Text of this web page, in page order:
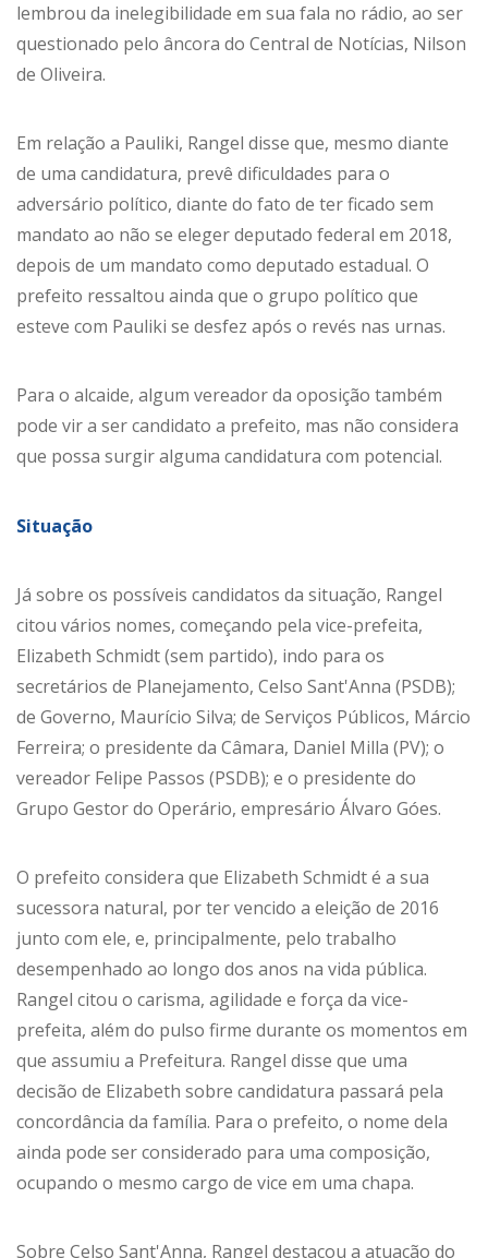
lembrou da inelegibilidade em sua fala no rádio, ao ser
questionado pelo âncora do Central de Notícias, Nilson
de Oliveira.
Em relação a Pauliki, Rangel disse que, mesmo diante
de uma candidatura, prevê dificuldades para o
adversário político, diante do fato de ter ficado sem
mandato ao não se eleger deputado federal em 2018,
depois de um mandato como deputado estadual. O
prefeito ressaltou ainda que o grupo político que
esteve com Pauliki se desfez após o revés nas urnas.
Para o alcaide, algum vereador da oposição também
pode vir a ser candidato a prefeito, mas não considera
que possa surgir alguma candidatura com potencial.
Situação
Já sobre os possíveis candidatos da situação, Rangel
citou vários nomes, começando pela vice-prefeita,
Elizabeth Schmidt (sem partido), indo para os
secretários de Planejamento, Celso Sant'Anna (PSDB);
de Governo, Maurício Silva; de Serviços Públicos, Márcio
Ferreira; o presidente da Câmara, Daniel Milla (PV); o
vereador Felipe Passos (PSDB); e o presidente do
Grupo Gestor do Operário, empresário Álvaro Góes.
O prefeito considera que Elizabeth Schmidt é a sua
sucessora natural, por ter vencido a eleição de 2016
junto com ele, e, principalmente, pelo trabalho
desempenhado ao longo dos anos na vida pública.
Rangel citou o carisma, agilidade e força da vice-
prefeita, além do pulso firme durante os momentos em
que assumiu a Prefeitura. Rangel disse que uma
decisão de Elizabeth sobre candidatura passará pela
concordância da família. Para o prefeito, o nome dela
ainda pode ser considerado para uma composição,
ocupando o mesmo cargo de vice em uma chapa.
Sobre Celso Sant'Anna, Rangel destacou a atuação do